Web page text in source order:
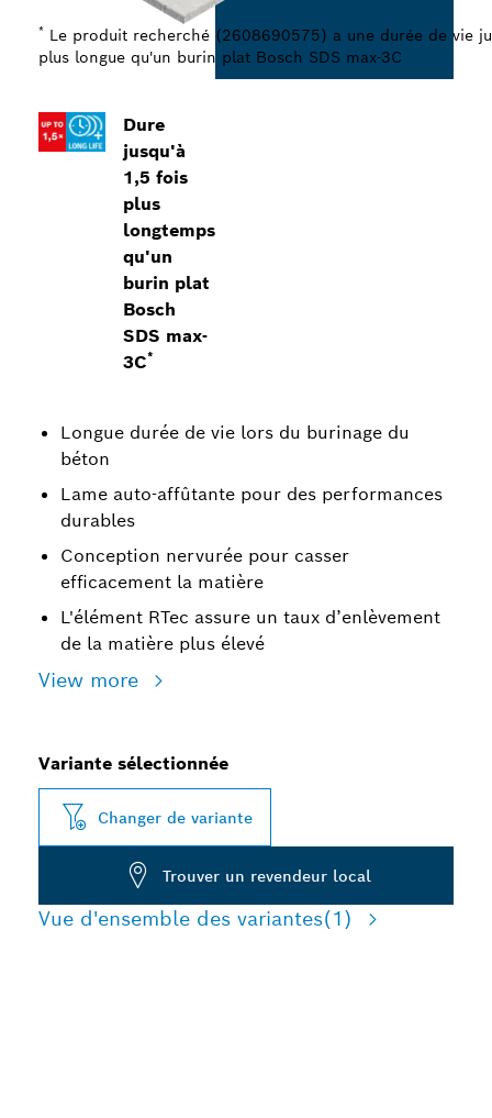
Dure
jusqu'à
1,5 fois
plus
longtemps
qu'un
burin plat
Bosch
SDS max-
3C*
Longue durée de vie lors du burinage du
béton
Lame auto-affûtante pour des performances
durables
Conception nervurée pour casser
efficacement la matière
L'élément RTec assure un taux d’enlèvement
de la matière plus élevé
View more
* Le produit recherché (2608690575) a une durée de vie
plus longue qu'un burin plat Bosch SDS max-3C
Variante sélectionnée
Changer de variante
Trouver un revendeur local
Vue d'ensemble des variantes(1)